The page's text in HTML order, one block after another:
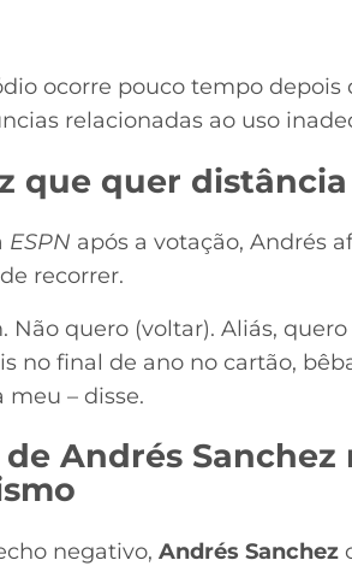
ocorre pouco tempo
relacionadas ao uso
que quer
ESPN após a votação, Andrés
recorrer.
Não quero (voltar). Aliás,
no final de ano no cartão,
– disse.
Andrés
negativo, Andrés Sanchez